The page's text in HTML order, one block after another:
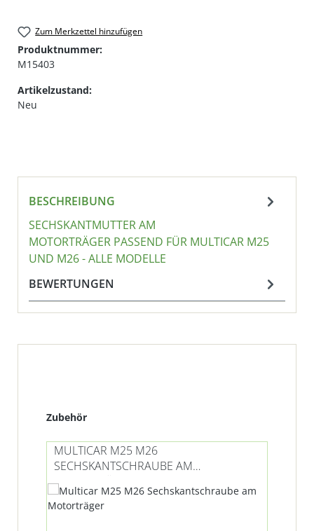
Zum Merkzettel hinzufügen
Produktnummer:
M15403
Artikelzustand:
Neu
BESCHREIBUNG
SECHSKANTMUTTER AM
MOTORTRÄGER PASSEND FÜR MULTICAR M25
UND M26 - ALLE MODELLE
BEWERTUNGEN
Produktgalerie überspringen
Zubehör
MULTICAR M25 M26
SECHSKANTSCHRAUBE AM
MOTORTRÄGER